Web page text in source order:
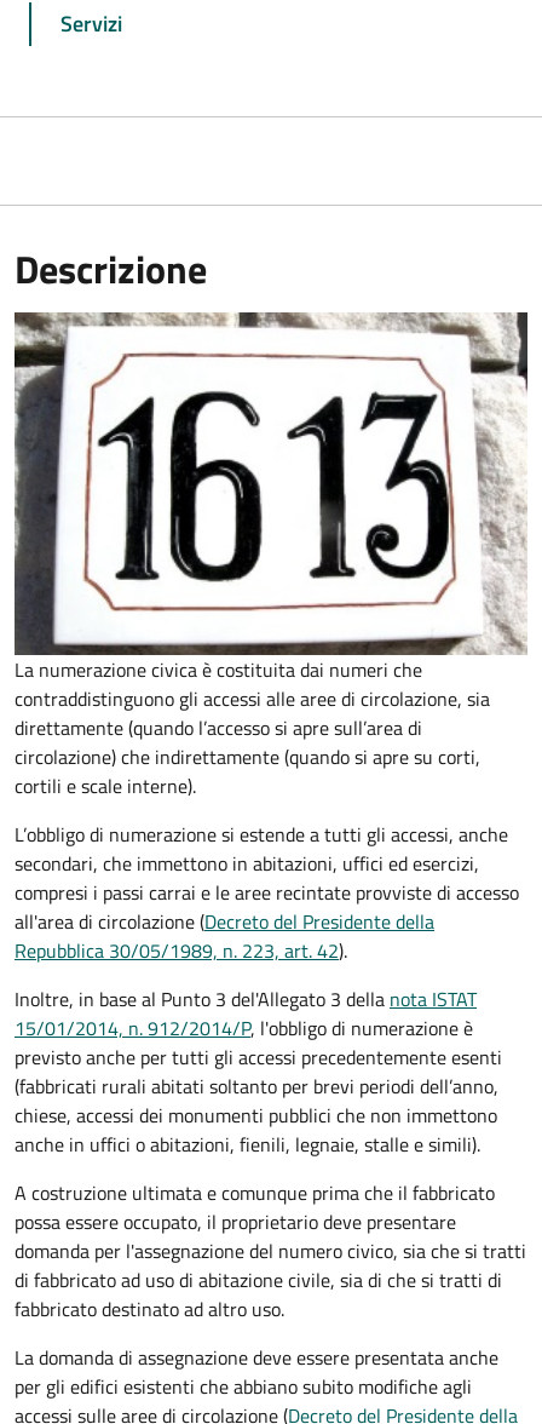
Servizi
Descrizione
La numerazione civica è costituita dai numeri che
contraddistinguono gli accessi alle aree di circolazione, sia
direttamente (quando l’accesso si apre sull’area di
circolazione) che indirettamente (quando si apre su corti,
cortili e scale interne).
L’obbligo di numerazione si estende a tutti gli accessi, anche
secondari, che immettono in abitazioni, uffici ed esercizi,
compresi i passi carrai e le aree recintate provviste di accesso
all'area di circolazione (Decreto del Presidente della
Repubblica 30/05/1989, n. 223, art. 42).
Inoltre, in base al Punto 3 del'Allegato 3 della nota ISTAT
15/01/2014, n. 912/2014/P, l'obbligo di numerazione è
previsto anche per tutti gli accessi precedentemente esenti
(fabbricati rurali abitati soltanto per brevi periodi dell’anno,
chiese, accessi dei monumenti pubblici che non immettono
anche in uffici o abitazioni, fienili, legnaie, stalle e simili).
A costruzione ultimata e comunque prima che il fabbricato
possa essere occupato, il proprietario deve presentare
domanda per l'assegnazione del numero civico, sia che si tratti
di fabbricato ad uso di abitazione civile, sia di che si tratti di
fabbricato destinato ad altro uso.
La domanda di assegnazione deve essere presentata anche
per gli edifici esistenti che abbiano subito modifiche agli
accessi sulle aree di circolazione (Decreto del Presidente della